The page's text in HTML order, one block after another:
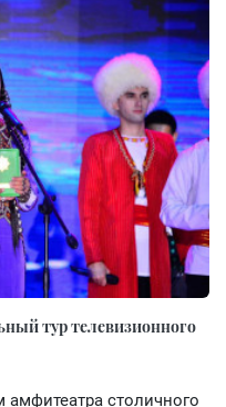
тур телевизионного
столичного